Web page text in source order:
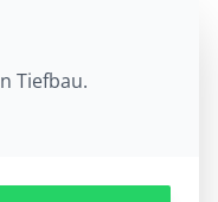
Tiefbau.